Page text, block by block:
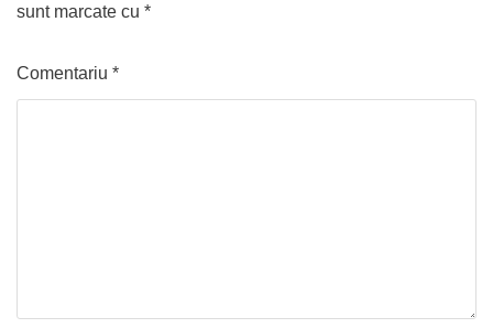
sunt marcate cu *
Comentariu *